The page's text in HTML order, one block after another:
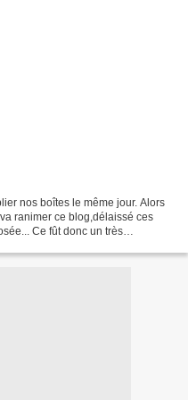
nos boîtes le même jour. Alors
ranimer ce blog,délaissé ces
Ce fût donc un très